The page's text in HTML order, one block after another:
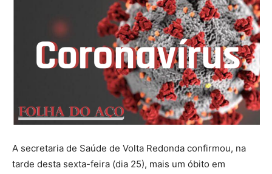
A secretaria de Saúde de Volta Redonda confirmou, na
tarde desta sexta-feira (dia 25), mais um óbito em